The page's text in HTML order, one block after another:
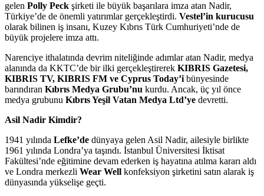
gelen Polly Peck şirketi ile büyük başarılara imza atan Nadir,
Türkiye’de de önemli yatırımlar gerçekleştirdi. Vestel’in kurucusu
olarak bilinen iş insanı, Kuzey Kıbrıs Türk Cumhuriyeti’nde de
büyük projelere imza attı.
Narenciye ithalatında devrim niteliğinde adımlar atan Nadir, medya
alanında da KKTC’de bir ilki gerçekleştirerek KIBRIS Gazetesi,
KIBRIS TV, KIBRIS FM ve Cyprus Today’i bünyesinde
barındıran Kıbrıs Medya Grubu’nu kurdu. Ancak, üç yıl önce
medya grubunu Kıbrıs Yeşil Vatan Medya Ltd’ye devretti.
Asil Nadir Kimdir?
1941 yılında Lefke’de dünyaya gelen Asil Nadir, ailesiyle birlikte
1961 yılında Londra’ya taşındı. İstanbul Üniversitesi İktisat
Fakültesi’nde eğitimine devam ederken iş hayatına atılma kararı aldı
ve Londra merkezli Wear Well konfeksiyon şirketini satın alarak iş
dünyasında yükselişe geçti.